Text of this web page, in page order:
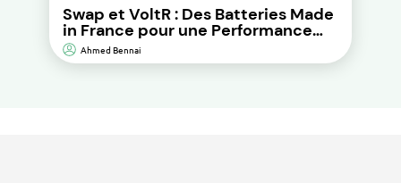
Swap et VoltR : Des Batteries Made
in France pour une Performance
Durable et d’Impact
Environnemental Réduit.
Ahmed Bennai